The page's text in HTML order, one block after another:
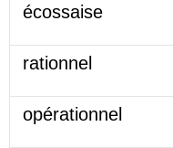
écossaise
rationnel
opérationnel